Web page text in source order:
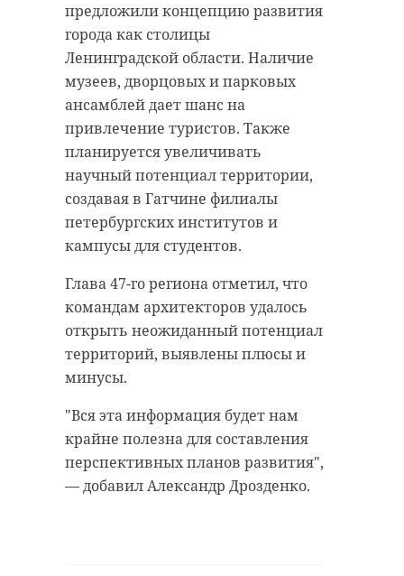
предложили концепцию развития
города как столицы
Ленинградской области. Наличие
музеев, дворцовых и парковых
ансамблей дает шанс на
привлечение туристов. Также
планируется увеличивать
научный потенциал территории,
создавая в Гатчине филиалы
петербургских институтов и
кампусы для студентов.
Глава 47-го региона отметил, что
командам архитекторов удалось
открыть неожиданный потенциал
территорий, выявлены плюсы и
минусы.
"Вся эта информация будет нам
крайне полезна для составления
перспективных планов развития",
—добавил Александр Дрозденко.